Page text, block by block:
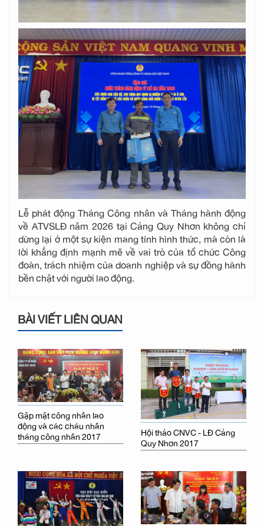
Lễ phát động Tháng Công nhân và Tháng hành động
về ATVSLĐ năm 2026 tại Cảng Quy Nhơn không chỉ
dừng lại ở một sự kiện mang tính hình thức, mà còn là
lời khẳng định mạnh mẽ về vai trò của tổ chức Công
đoàn, trách nhiệm của doanh nghiệp và sự đồng hành
bền chặt với người lao động.
BÀI VIẾT LIÊN QUAN
Gặp mặt công nhân lao
động và các cháu nhân
tháng công nhân 2017 Hội thảo CNVC - LĐ Cảng
Quy Nhơn 2017